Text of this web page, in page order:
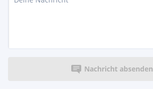
Nachricht absenden